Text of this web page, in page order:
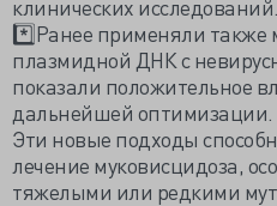
клинических исследований.
*️⃣Ранее применяли также
плазмидной ДНК с
показали положительное
дальнейшей оптимизации.
Эти новые подходы
лечение муковисцидоза,
тяжелыми или редкими